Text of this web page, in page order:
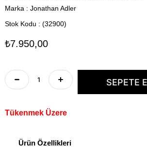
Marka : Jonathan Adler
Stok Kodu
(32900)
₺7.950,00
Tükenmek Üzere
Ürün Özellikleri